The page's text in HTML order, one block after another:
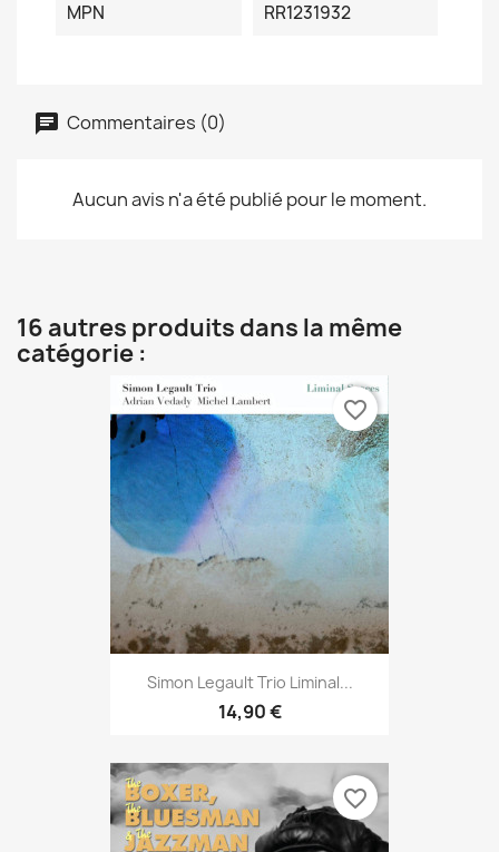
MPN RR1231932
Commentaires (0)
Aucun avis n'a été publié pour le moment.
16 autres produits dans la même
catégorie :
Simon Legault Trio Liminal...
14,90 €
favorite_border
favorite_border